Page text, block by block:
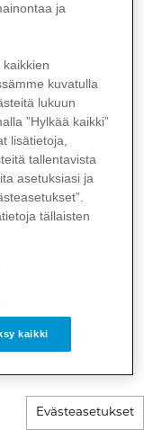
Evästeasetukset
ja
kaikkien
kuvatulla
lukuun
”Hylkää kaikki”
lisätietoja,
tallentavista
asetuksiasi ja
tällaisten
kaikki